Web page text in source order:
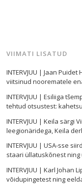
VIIMATI LISATUD
INTERVJUU | Jaan
viitsinud noorematele
INTERVJUU | Esiliiga
tehtud otsustest:
INTERVJUU | Keila särgi
leegionäridega, Keila
INTERVJUU | USA-sse
staari üllatuskõnest
INTERVJUU | Karl
võidupingetest ning